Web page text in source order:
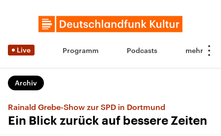
Live Programm Podcasts
Archiv
Rainald Grebe-Show zur SPD in Dortmund
Ein Blick zurück auf bessere Zeiten